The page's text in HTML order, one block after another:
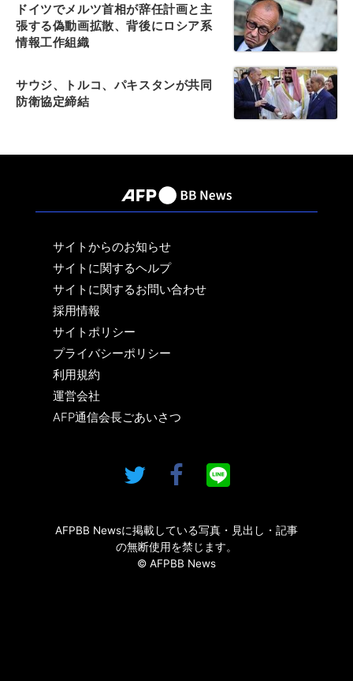
ドイツでメルツ首相が辞任計画と主
張する偽動画拡散、背後にロシア系
情報工作組織
サウジ、トルコ、パキスタンが共同
防衛協定締結
サイトからのお知らせ
サイトに関するヘルプ
サイトに関するお問い合わせ
採用情報
サイトポリシー
プライバシーポリシー
利用規約
運営会社
AFP通信会長ごあいさつ
AFPBB Newsに掲載している写真・見出し・記事
の無断使用を禁じます。
© AFPBB News